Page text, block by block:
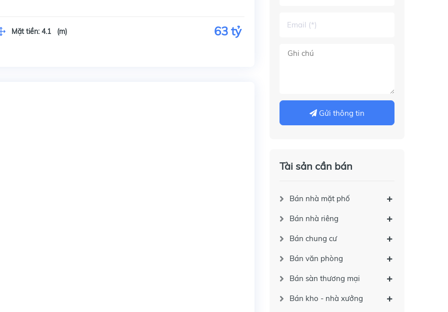
Mặt tiền: 4.1 (m) 63 tỷ
Gửi thông tin
Tài sản cần bán
Bán nhà mặt phố
Bán nhà riêng
Bán chung cư
Bán văn phòng
Bán sàn thương mại
Bán kho - nhà xưởng